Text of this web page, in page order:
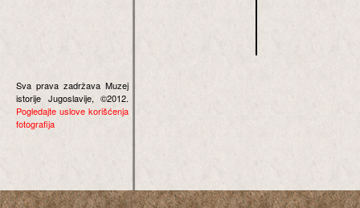
Sva prava zadržava Muzej
istorije Jugoslavije, ©2012.
Pogledajte uslove korišćenja
fotografija